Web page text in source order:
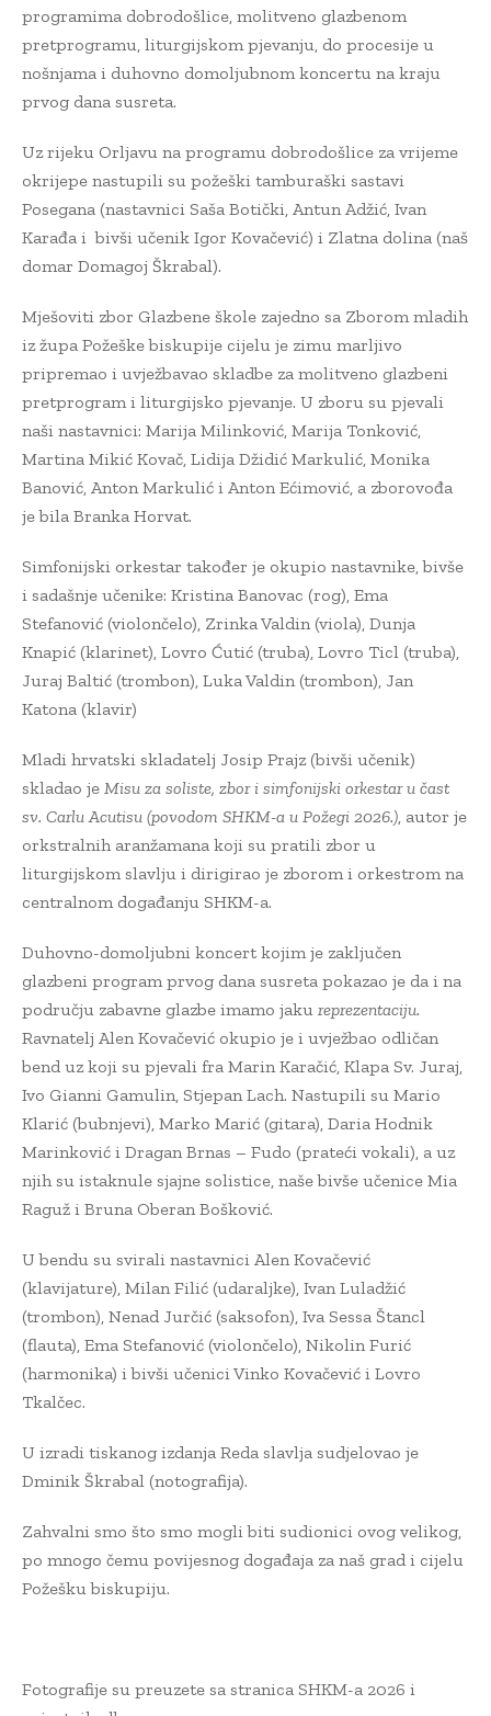
programima dobrodošlice, molitveno glazbenom
pretprogramu, liturgijskom pjevanju, do procesije u
nošnjama i duhovno domoljubnom koncertu na kraju
prvog dana susreta.
Uz rijeku Orljavu na programu dobrodošlice za vrijeme
okrijepe nastupili su požeški tamburaški sastavi
Posegana (nastavnici Saša Botički, Antun Adžić, Ivan
Karađa i bivši učenik Igor Kovačević) i Zlatna dolina (naš
domar Domagoj Škrabal).
Mješoviti zbor Glazbene škole zajedno sa Zborom mladih
iz župa Požeške biskupije cijelu je zimu marljivo
pripremao i uvježbavao skladbe za molitveno glazbeni
pretprogram i liturgijsko pjevanje. U zboru su pjevali
naši nastavnici: Marija Milinković, Marija Tonković,
Martina Mikić Kovač, Lidija Džidić Markulić, Monika
Banović, Anton Markulić i Anton Ećimović, a zborovođa
je bila Branka Horvat.
Simfonijski orkestar također je okupio nastavnike, bivše
i sadašnje učenike: Kristina Banovac (rog), Ema
Stefanović (violončelo), Zrinka Valdin (viola), Dunja
Knapić (klarinet), Lovro Ćutić (truba), Lovro Ticl (truba),
Juraj Baltić (trombon), Luka Valdin (trombon), Jan
Katona (klavir)
Mladi hrvatski skladatelj Josip Prajz (bivši učenik)
skladao je Misu za soliste, zbor i simfonijski orkestar u čast
sv. Carlu Acutisu (povodom SHKM-a u Požegi 2026.), autor je
orkstralnih aranžamana koji su pratili zbor u
liturgijskom slavlju i dirigirao je zborom i orkestrom na
centralnom događanju SHKM-a.
Duhovno-domoljubni koncert kojim je zaključen
glazbeni program prvog dana susreta pokazao je da i na
području zabavne glazbe imamo jaku reprezentaciju.
Ravnatelj Alen Kovačević okupio je i uvježbao odličan
bend uz koji su pjevali fra Marin Karačić, Klapa Sv. Juraj,
Ivo Gianni Gamulin, Stjepan Lach. Nastupili su Mario
Klarić (bubnjevi), Marko Marić (gitara), Daria Hodnik
Marinković i Dragan Brnas – Fudo (prateći vokali), a uz
njih su istaknule sjajne solistice, naše bivše učenice Mia
Raguž i Bruna Oberan Bošković.
U bendu su svirali nastavnici Alen Kovačević
(klavijature), Milan Filić (udaraljke), Ivan Luladžić
(trombon), Nenad Jurčić (saksofon), Iva Sessa Štancl
(flauta), Ema Stefanović (violončelo), Nikolin Furić
(harmonika) i bivši učenici Vinko Kovačević i Lovro
Tkalčec.
U izradi tiskanog izdanja Reda slavlja sudjelovao je
Dminik Škrabal (notografija).
Zahvalni smo što smo mogli biti sudionici ovog velikog,
po mnogo čemu povijesnog događaja za naš grad i cijelu
Požešku biskupiju.
Fotografije su preuzete sa stranica SHKM-a 2026 i